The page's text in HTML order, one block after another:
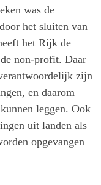
was de
het sluiten van
het Rijk de
non-profit. Daar
zijn
en daarom
leggen. Ook
uit landen als
opgevangen